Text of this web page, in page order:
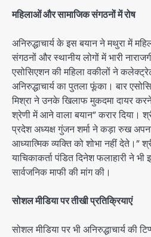
महिलाओं और सामाजिक संगठनों में रोष
अनिरुद्धाचार्य के इस बयान ने मथुरा में
संगठनों और स्थानीय लोगों में भारी
एसोसिएशन की महिला वकीलों ने
अनिरुद्धाचार्य का पुतला फूंका। बार
मिश्रा ने उनके खिलाफ मुकदमा दायर
श्रेणी में आने वाला बयान” करार दिया।
प्रदेश अध्यक्ष गुंजन शर्मा ने कड़ा रुख
आध्यात्मिक व्यक्ति को शोभा नहीं देते।”
याचिकाकर्ता पंडित दिनेश फलाहारी ने
सार्वजनिक माफी की मांग की।
सोशल मीडिया पर तीखी प्रतिक्रियाएं
सोशल मीडिया पर भी अनिरुद्धाचार्य की